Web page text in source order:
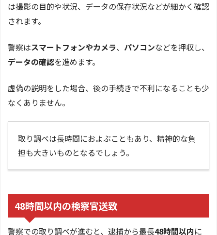
は撮影の目的や状況、データの保存状況などが細かく確認
されます。
警察はスマートフォンやカメラ、 パソコンなどを押収し、
データの確認を進めます。
虚偽の説明をした場合、後の手続きで不利になることも少
なくありません。
取り調べは長時間におよぶこともあり、精神的な負
担も大きいものとなるでしょう。
48時間以内の検察官送致
警察での取り調べが進むと、逮捕から最長48時間以内に